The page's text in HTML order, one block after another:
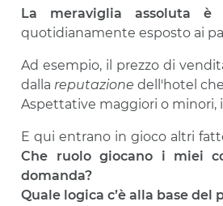
La meraviglia assoluta
quotidianamente esposto ai
Ad esempio, il prezzo di
dallareputazione dell'hotel
Aspettative maggiori o minori,
E qui entrano in gioco altri
Che ruolo giocano i miei
domanda?
Quale logica c’è alla base